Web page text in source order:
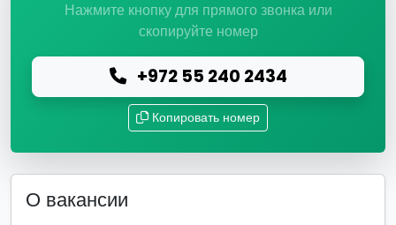
Нажмите кнопку для прямого звонка или
скопируйте номер
+972 55 240 2434
Копировать номер
О вакансии